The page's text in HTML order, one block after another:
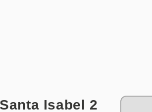
Isabel 2